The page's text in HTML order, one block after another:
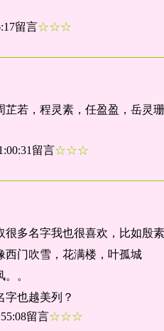
留言☆☆☆
芷若，程灵素，任盈盈，岳灵
留言☆☆☆
很多名字我也很喜欢，比如殷
西门吹雪，花满楼，叶孤城
。
字也越美列？
留言☆☆☆